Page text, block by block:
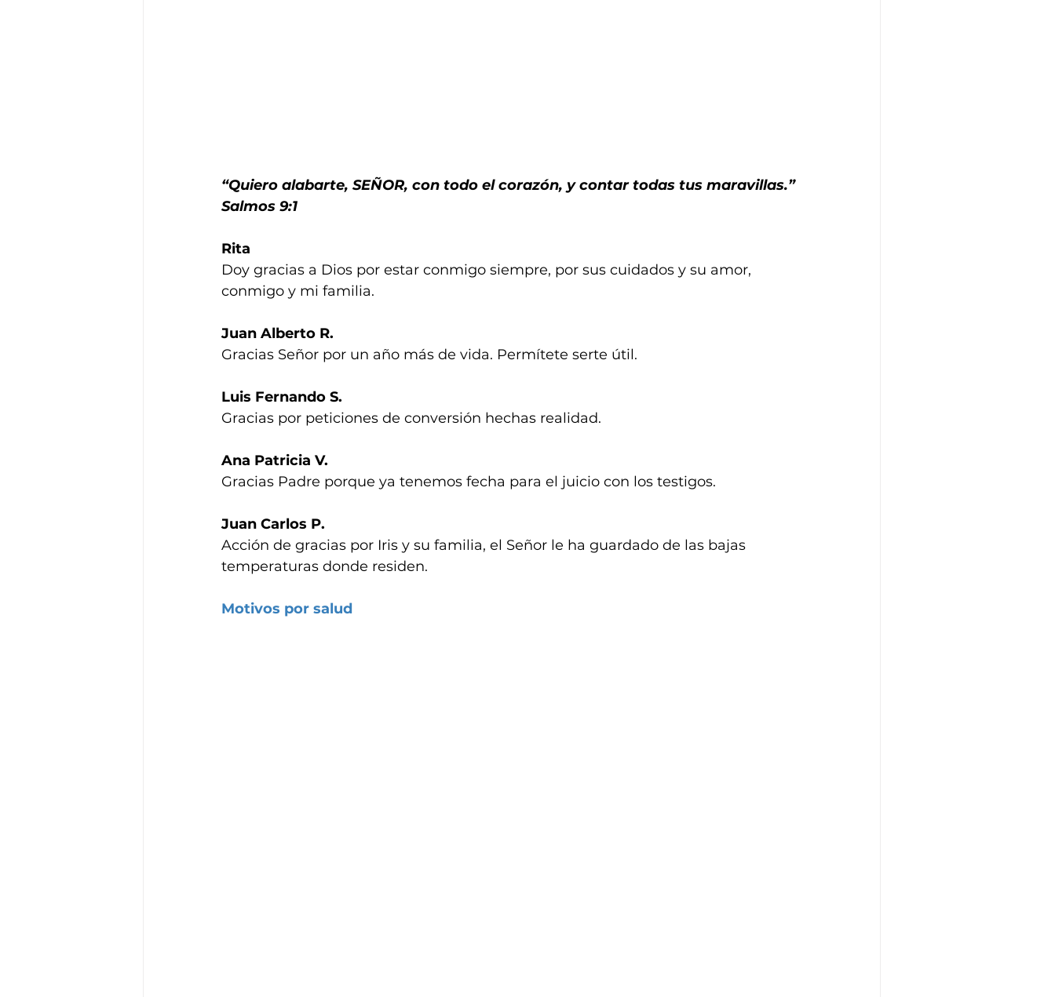
“Quiero alabarte, SEÑOR, con todo el corazón, y contar todas tus maravillas.”
Salmos 9:1
Rita
Doy gracias a Dios por estar conmigo siempre, por sus cuidados y su amor,
conmigo y mi familia.
Juan Alberto R.
Gracias Señor por un año más de vida. Permítete serte útil.
Luis Fernando S.
Gracias por peticiones de conversión hechas realidad.
Ana Patricia V.
Gracias Padre porque ya tenemos fecha para el juicio con los testigos.
Juan Carlos P.
Acción de gracias por Iris y su familia, el Señor le ha guardado de las bajas
temperaturas donde residen.
Motivos por salud